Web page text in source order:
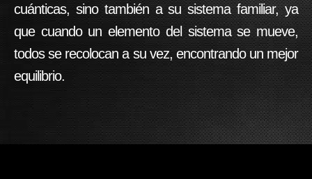
cuánticas, sino también a su sistema familiar, ya
que cuando un elemento del sistema se mueve,
todos se recolocan a su vez, encontrando un mejor
equilibrio.